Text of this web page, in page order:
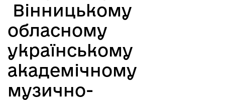
Вінницькому
обласному
українському
академічному
музично-